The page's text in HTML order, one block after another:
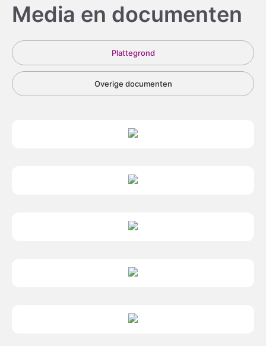
Media en documenten
Plattegrond
Overige documenten